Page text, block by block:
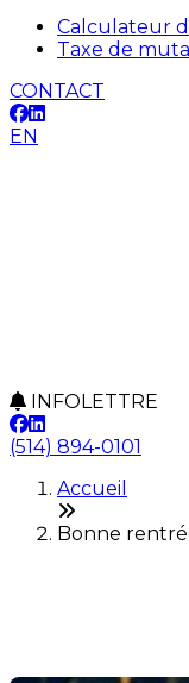
Calculateur
Taxe de
CONTACT
EN
INFOLETTRE
(514) 894-0101
Accueil
Bonne